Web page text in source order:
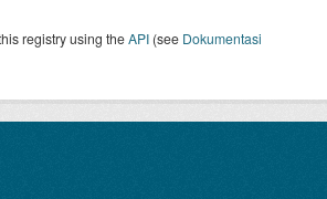
registry using theAPI (see Dokumentasi